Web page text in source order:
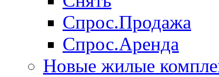
Спрос.Продажа
Спрос.Аренда
Новые жилые